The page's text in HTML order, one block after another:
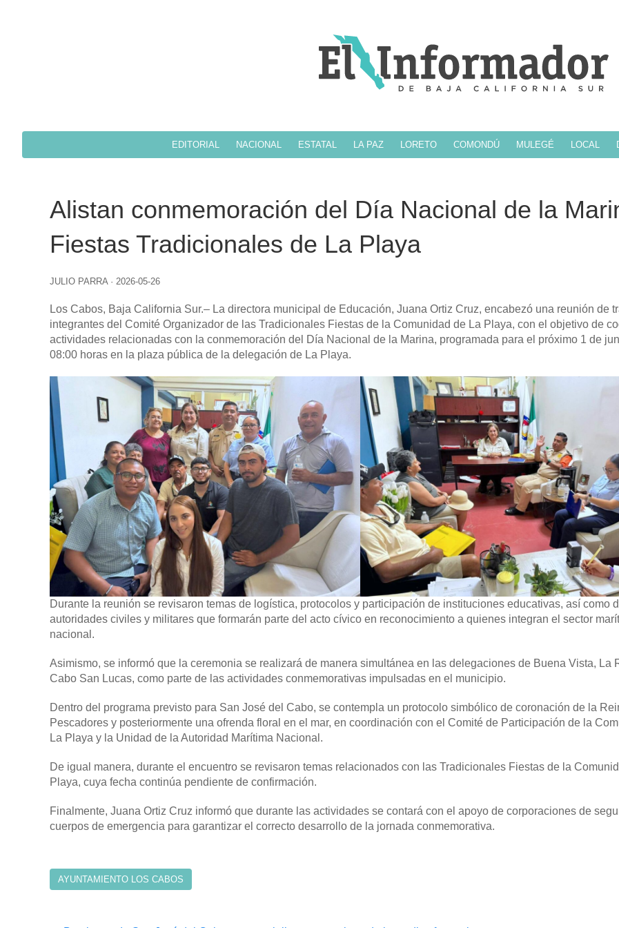
EDITORIAL NACIONAL ESTATAL LA PAZ LORETO COMONDÚ MULEGÉ LOCAL
Alistan conmemoración del Día Nacional de la
Fiestas Tradicionales de La Playa
JULIO PARRA · 2026-05-26
Los Cabos, Baja California Sur.– La directora municipal de Educación, Juana Ortiz Cruz, encabezó una reunión de
integrantes del Comité Organizador de las Tradicionales Fiestas de la Comunidad de La Playa, con el objetivo de
actividades relacionadas con la conmemoración del Día Nacional de la Marina, programada para el próximo 1 de
08:00 horas en la plaza pública de la delegación de La Playa.
Durante la reunión se revisaron temas de logística, protocolos y participación de instituciones educativas, así como
autoridades civiles y militares que formarán parte del acto cívico en reconocimiento a quienes integran el sector
nacional.
Asimismo, se informó que la ceremonia se realizará de manera simultánea en las delegaciones de Buena Vista, La
Cabo San Lucas, como parte de las actividades conmemorativas impulsadas en el municipio.
Dentro del programa previsto para San José del Cabo, se contempla un protocolo simbólico de coronación de la
Pescadores y posteriormente una ofrenda floral en el mar, en coordinación con el Comité de Participación de la
La Playa y la Unidad de la Autoridad Marítima Nacional.
De igual manera, durante el encuentro se revisaron temas relacionados con las Tradicionales Fiestas de la
Playa, cuya fecha continúa pendiente de confirmación.
Finalmente, Juana Ortiz Cruz informó que durante las actividades se contará con el apoyo de corporaciones de
cuerpos de emergencia para garantizar el correcto desarrollo de la jornada conmemorativa.
AYUNTAMIENTO LOS CABOS